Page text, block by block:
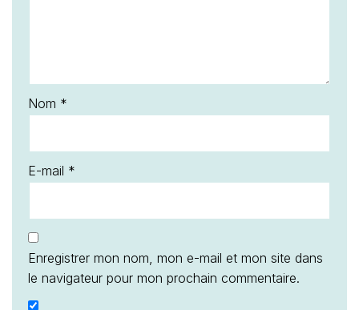
Nom *
E-mail *
Enregistrer mon nom, mon e-mail et mon site dans
le navigateur pour mon prochain commentaire.